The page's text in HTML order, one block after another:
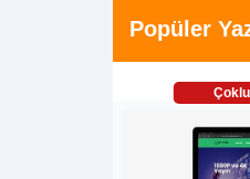
Popüler